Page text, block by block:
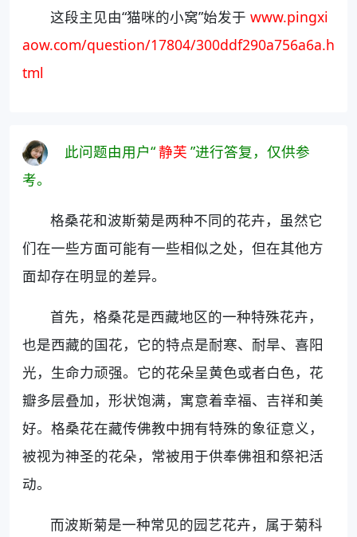
这段主见由“猫咪的小窝”始发于www.pingxi
aow.com/question/17804/300ddf290a756a6a.h
tml
此问题由用户“静芙 ”进行答复，仅供参
考。
格桑花和波斯菊是两种不同的花卉，虽然它
们在一些方面可能有一些相似之处，但在其他方
面却存在明显的差异。
首先，格桑花是西藏地区的一种特殊花卉，
也是西藏的国花，它的特点是耐寒、耐旱、喜阳
光，生命力顽强。它的花朵呈黄色或者白色，花
瓣多层叠加，形状饱满，寓意着幸福、吉祥和美
好。格桑花在藏传佛教中拥有特殊的象征意义，
被视为神圣的花朵，常被用于供奉佛祖和祭祀活
动。
而波斯菊是一种常见的园艺花卉，属于菊科